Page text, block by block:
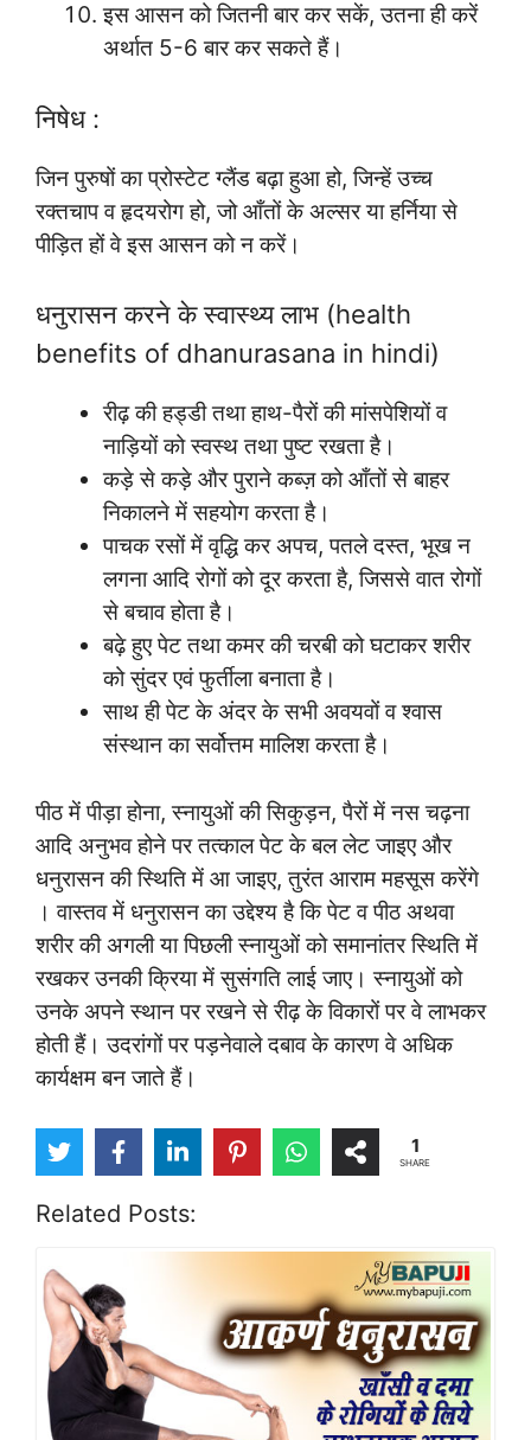
इस आसन को जितनी बार कर सकें, उतना ही करें
अर्थात 5-6 बार कर सकते हैं।
निषेध :
जिन पुरुषों का प्रोस्टेट ग्लैंड बढ़ा हुआ हो, जिन्हें उच्च
रक्तचाप व हृदयरोग हो, जो आँतों के अल्सर या हर्निया से
पीड़ित हों वे इस आसन को न करें।
धनुरासन करने के स्वास्थ्य लाभ (health
benefits of dhanurasana in hindi)
रीढ़ की हड्डी तथा हाथ-पैरों की मांसपेशियों व
नाड़ियों को स्वस्थ तथा पुष्ट रखता है।
कड़े से कड़े और पुराने कब्ज़ को आँतों से बाहर
निकालने में सहयोग करता है।
पाचक रसों में वृद्धि कर अपच, पतले दस्त, भूख न
लगना आदि रोगों को दूर करता है, जिससे वात रोगों
से बचाव होता है।
बढ़े हुए पेट तथा कमर की चरबी को घटाकर शरीर
को सुंदर एवं फुर्तीला बनाता है।
साथ ही पेट के अंदर के सभी अवयवों व श्वास
संस्थान का सर्वोत्तम मालिश करता है।
पीठ में पीड़ा होना, स्नायुओं की सिकुड़न, पैरों में नस चढ़ना
आदि अनुभव होने पर तत्काल पेट के बल लेट जाइए और
धनुरासन की स्थिति में आ जाइए, तुरंत आराम महसूस करेंगे
। वास्तव में धनुरासन का उद्देश्य है कि पेट व पीठ अथवा
शरीर की अगली या पिछली स्नायुओं को समानांतर स्थिति में
रखकर उनकी क्रिया में सुसंगति लाई जाए। स्नायुओं को
उनके अपने स्थान पर रखने से रीढ़ के विकारों पर वे लाभकर
होती हैं। उदरांगों पर पड़नेवाले दबाव के कारण वे अधिक
कार्यक्षम बन जाते हैं।
1
SHARE
Related Posts: